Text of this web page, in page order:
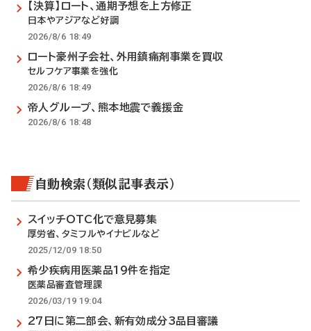
【決算】ロート、通期予想を上方修正
日本やアジアなど好調
2026/8/6 18:49
ロート豪州子会社、外用鎮痛剤事業を買収
セルフケア事業を強化
2026/8/6 18:49
帝人グループ、熊本地震で義援金
2026/8/6 18:48
自動検索（類似記事表示）
スイッチOTC化で意見募集
厚労省、タミフルやイナビルなど
2025/12/09 18:50
希少疾病用医薬品19件を指定
医薬品審査管理課
2026/03/19 19:04
27日に第二部会、新有効成分3品目審議